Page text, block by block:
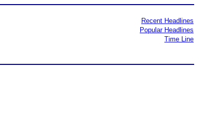
Recent Headlines
Popular Headlines
Time Line